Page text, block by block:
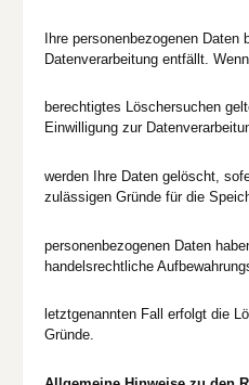
Ihre personenbezogenen
Datenverarbeitung entfällt.
berechtigtes Löschersuchen
Einwilligung zur
werden Ihre Daten gelöscht,
zulässigen Gründe für die
personenbezogenen Daten
handelsrechtliche
letztgenannten Fall erfolgt die
Gründe.